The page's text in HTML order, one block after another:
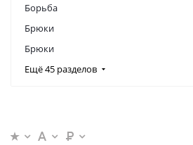
Борьба
Брюки
Брюки
Ещё 45 разделов